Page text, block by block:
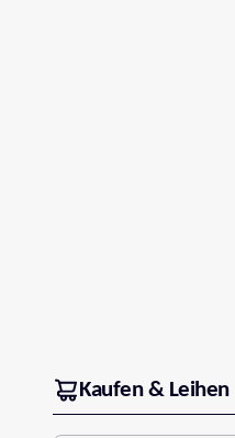
Kaufen & Leihen